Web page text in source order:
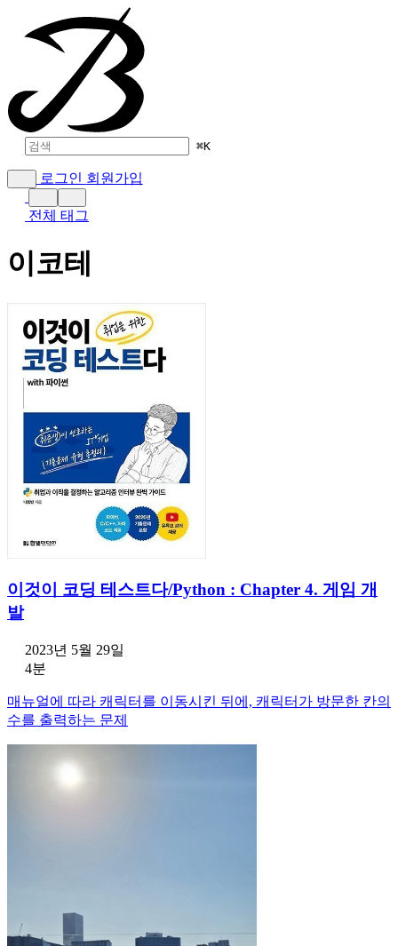
⌘K
로그인 회원가입
전체 태그
이코테
이것이 코딩 테스트다/Python : Chapter 4. 게임 개
발
2023년 5월 29일
4분
매뉴얼에 따라 캐릭터를 이동시킨 뒤에, 캐릭터가 방문한 칸의
수를 출력하는 문제